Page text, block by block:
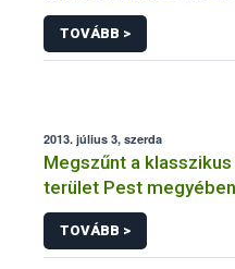
TOVÁBB >
2013. július 3, szerda
Megszűnt a
terület Pest
TOVÁBB >